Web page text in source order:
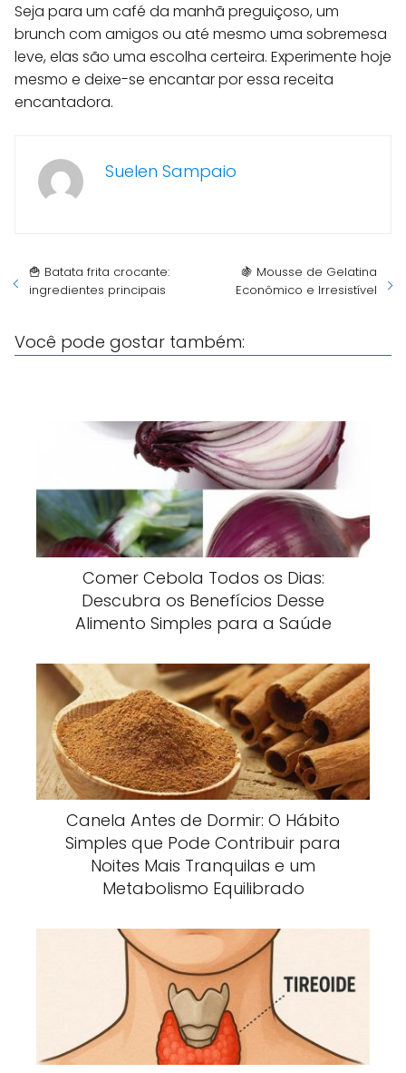
Seja para um café da manhã preguiçoso, um
brunch com amigos ou até mesmo uma sobremesa
leve, elas são uma escolha certeira. Experimente hoje
mesmo e deixe-se encantar por essa receita
encantadora.
Suelen Sampaio
🍟 Batata frita crocante:
ingredientes principais
🍇 Mousse de Gelatina
Econômico e Irresistível
Você pode gostar também:
Comer Cebola Todos os Dias:
Descubra os Benefícios Desse
Alimento Simples para a Saúde
Canela Antes de Dormir: O Hábito
Simples que Pode Contribuir para
Noites Mais Tranquilas e um
Metabolismo Equilibrado